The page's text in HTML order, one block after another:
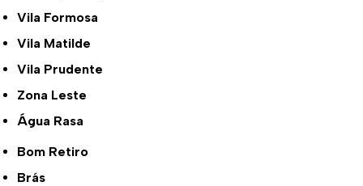
Vila Formosa
Vila Matilde
Vila Prudente
Zona Leste
Água Rasa
Bom Retiro
Brás